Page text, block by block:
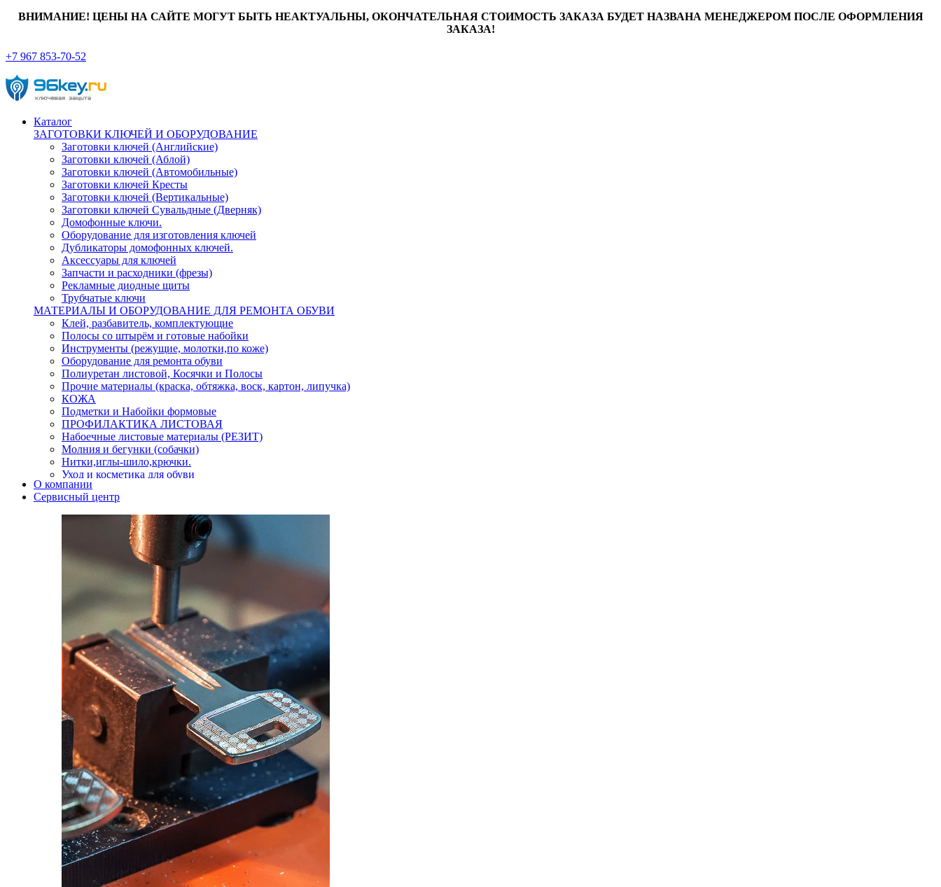
ВНИМАНИЕ! ЦЕНЫ НА САЙТЕ МОГУТ БЫТЬ НЕАКТУАЛЬНЫ, ОКОНЧАТЕЛЬНАЯ СТОИМОСТЬ ЗАКАЗА БУДЕТ НАЗВАНА МЕНЕДЖЕРОМ ПОСЛЕ ОФОРМЛЕНИЯ
ЗАКАЗА!
+7 967 853-70-52
Каталог
ЗАГОТОВКИ КЛЮЧЕЙ И ОБОРУДОВАНИЕ
Заготовки ключей (Английские)
Заготовки ключей (Аблой)
Заготовки ключей (Автомобильные)
Заготовки ключей Кресты
Заготовки ключей (Вертикальные)
Заготовки ключей Сувальдные (Дверняк)
Домофонные ключи.
Оборудование для изготовления ключей
Дубликаторы домофонных ключей.
Аксессуары для ключей
Запчасти и расходники (фрезы)
Рекламные диодные щиты
Трубчатые ключи
МАТЕРИАЛЫ И ОБОРУДОВАНИЕ ДЛЯ РЕМОНТА ОБУВИ
Клей, разбавитель, комплектующие
Полосы со штырём и готовые набойки
Инструменты (режущие, молотки,по коже)
Оборудование для ремонта обуви
Полиуретан листовой, Косячки и Полосы
Прочие материалы (краска, обтяжка, воск, картон, липучка)
КОЖА
Подметки и Набойки формовые
ПРОФИЛАКТИКА ЛИСТОВАЯ
Набоечные листовые материалы (РЕЗИТ)
Молния и бегунки (собачки)
Нитки,иглы-шило,крючки.
Уход и косметика для обуви
Кнопки (магнитые,кобурные)
Пряжки для ремня
О компании
Сервисный центр